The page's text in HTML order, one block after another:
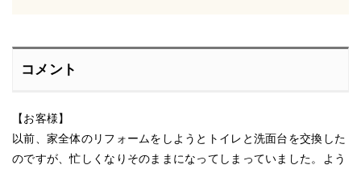
コメント
【お客様】
以前、家全体のリフォームをしようとトイレと洗面台を交換した
のですが、忙しくなりそのままになってしまっていました。よう